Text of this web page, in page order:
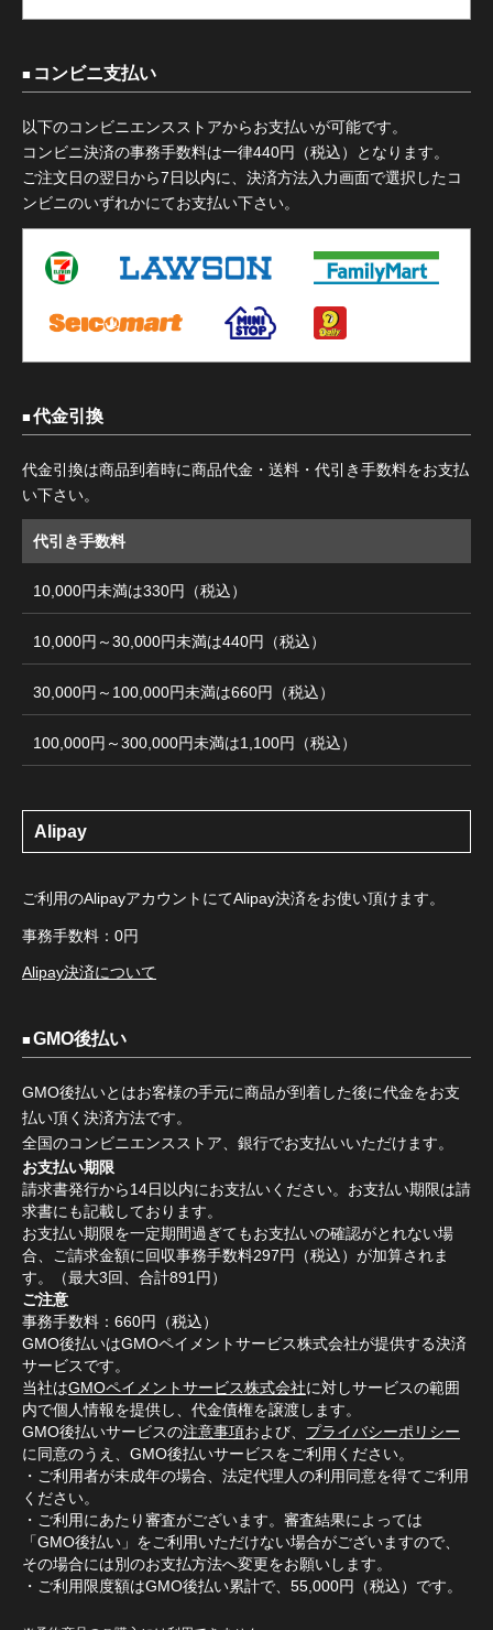
コンビニ支払い
以下のコンビニエンスストアからお支払いが可能です。
コンビニ決済の事務手数料は一律440円（税込）となります。
ご注文日の翌日から7日以内に、決済方法入力画面で選択したコ
ンビニのいずれかにてお支払い下さい。
代金引換
代金引換は商品到着時に商品代金・送料・代引き手数料をお支払
い下さい。
代引き手数料
10,000円未満は330円（税込）
10,000円～30,000円未満は440円（税込）
30,000円～100,000円未満は660円（税込）
100,000円～300,000円未満は1,100円（税込）
Alipay
ご利用のAlipayアカウントにてAlipay決済をお使い頂けます。
事務手数料：0円
Alipay決済について
GMO後払い
GMO後払いとはお客様の手元に商品が到着した後に代金をお支
払い頂く決済方法です。
全国のコンビニエンスストア、銀行でお支払いいただけます。
お支払い期限
請求書発行から14日以内にお支払いください。お支払い期限は請
求書にも記載しております。
お支払い期限を一定期間過ぎてもお支払いの確認がとれない場
合、ご請求金額に回収事務手数料297円（税込）が加算されま
す。（最大3回、合計891円）
ご注意
事務手数料：660円（税込）
GMO後払いはGMOペイメントサービス株式会社が提供する決済
サービスです。
当社はGMOペイメントサービス株式会社に対しサービスの範囲
内で個人情報を提供し、代金債権を譲渡します。
GMO後払いサービスの注意事項および、 プライバシーポリシー
に同意のうえ、GMO後払いサービスをご利用ください。
・ご利用者が未成年の場合、法定代理人の利用同意を得てご利用
ください。
・ご利用にあたり審査がございます。審査結果によっては
「GMO後払い」をご利用いただけない場合がございますので、
その場合には別のお支払方法へ変更をお願いします。
・ご利用限度額はGMO後払い累計で、55,000円（税込）です。